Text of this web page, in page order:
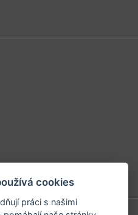
cookies
práci s našimi